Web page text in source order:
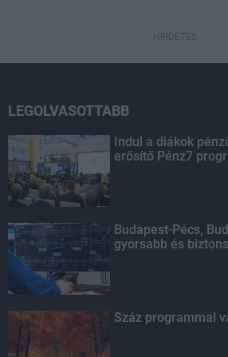
HIRDETÉS
LEGOLVASOTTABB
Indul a diákok
erősítő Pénz7
Budapest-Pécs,
gyorsabb és
Száz programmal